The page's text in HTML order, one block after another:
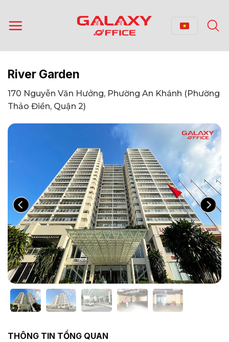
qua
nội
River Garden
170 Nguyễn Văn Hưởng, Phường An Khánh (Phường
Thảo Điền, Quận 2)
THÔNG TIN TỔNG QUAN